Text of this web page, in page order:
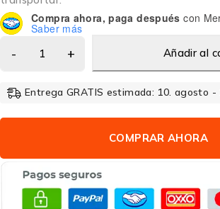
Compra ahora, paga después con
Saber más
Añadir al
Entrega GRATIS estimada: 10. agosto -
COMPRAR AHORA